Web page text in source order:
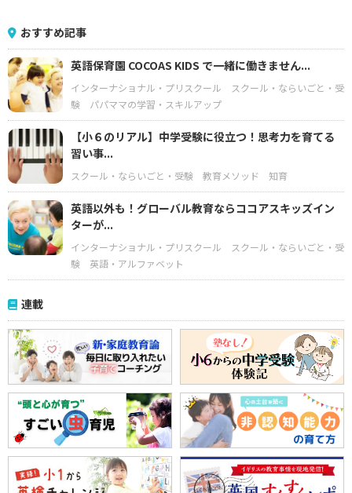
おすすめ記事
英語保育園 COCOAS KIDS で一緒に働きません...
インターナショナル・プリスクール
スクール・ならいごと・受
験
パパママの学習・スキルアップ
【小６のリアル】中学受験に役立つ！思考力を育てる
習い事...
スクール・ならいごと・受験 教育メソッド 知育
英語以外も！グローバル教育ならココアスキッズイン
ターが...
インターナショナル・プリスクール
スクール・ならいごと・受
験
英語・アルファベット
連載